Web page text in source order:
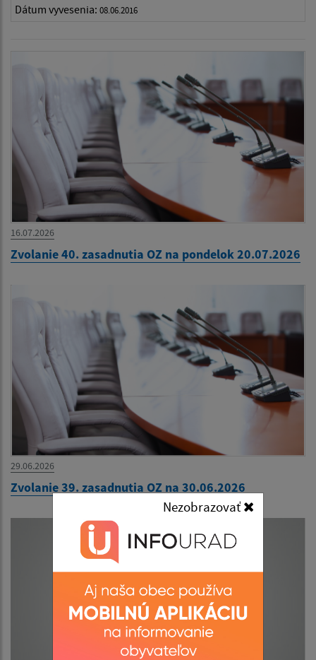
Nezobrazovať
Dátum vyvesenia: 08.06.2016
16.07.2026
Zvolanie 40. zasadnutia OZ na pondelok 20.07.2026
29.06.2026
Zvolanie 39. zasadnutia OZ na 30.06.2026